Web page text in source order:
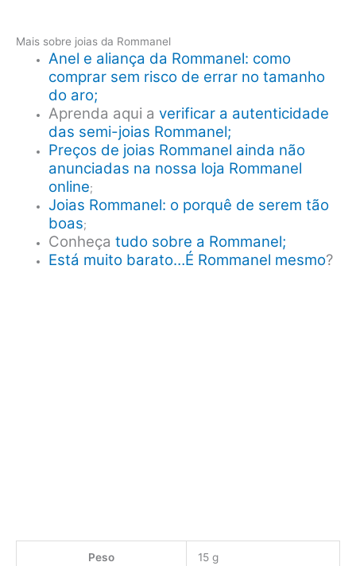
Mais sobre joias da Rommanel
Anel e aliança da Rommanel: como
comprar sem risco de errar no tamanho
do aro;
Aprenda aqui averificar a autenticidade
das semi-joias Rommanel;
Preços de joias Rommanel ainda não
anunciadas na nossa loja Rommanel
online;
Joias Rommanel: o porquê de serem tão
boas;
Conheçatudo sobre a Rommanel;
Está muito barato…É Rommanel mesmo?
Peso 15 g